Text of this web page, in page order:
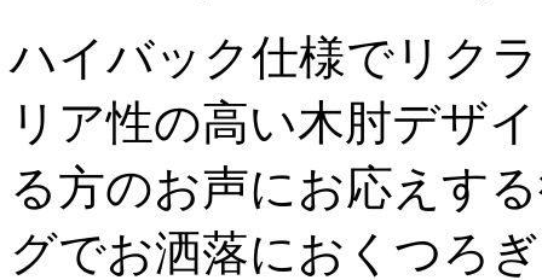
ハイバック仕様でリク
リア性の高い木肘デザ
る方のお声にお応えす
グでお洒落におくつろ